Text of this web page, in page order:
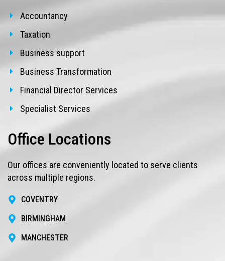
Accountancy
Taxation
Business support
Business Transformation
Financial Director Services
Specialist Services
Office Locations
Our offices are conveniently located to serve clients
across multiple regions.
COVENTRY
BIRMINGHAM
MANCHESTER